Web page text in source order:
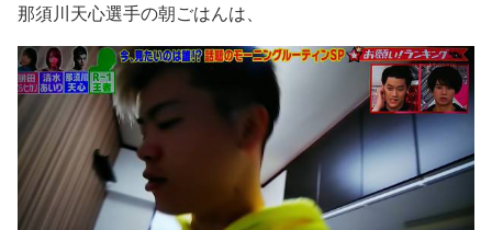
那須川天心選手の朝ごはんは、